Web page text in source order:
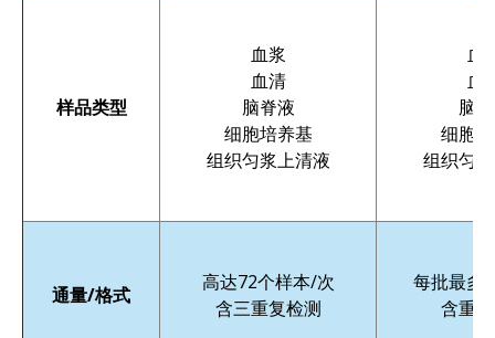
样品类型
血浆
血清
脑脊液
细胞培养基
组织匀浆上清液
血
血
脑
细胞
组织匀
通量/格式
高达72个样本/次
含三重复检测
每批最多
含重